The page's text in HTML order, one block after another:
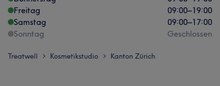
Freitag
09:00–19:00
Samstag
09:00–17:00
Sonntag
Geschlossen
Treatwell > Kosmetikstudio > Kanton Zürich